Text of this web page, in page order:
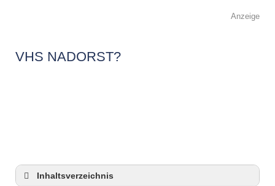
Anzeige
VHS NADORST?
Inhaltsverzeichnis